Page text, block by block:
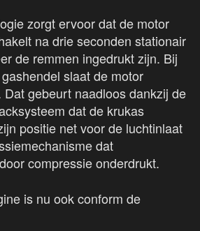
zorgt ervoor dat de motor
na drie seconden stationair
de remmen ingedrukt zijn. Bij
slaat de motor
Dat gebeurt naadloos dankzij de
dat de krukas
positie net voor de luchtinlaat
dat
compressie onderdrukt.
is nu ook conform de